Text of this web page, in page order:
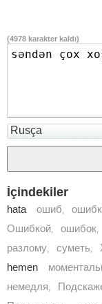
(4978 karakter kaldı)
Rusça
İçindekiler
hata ошиб,
Ошибкой, ошибок,
разлому, суметь,
hemen
немедля,